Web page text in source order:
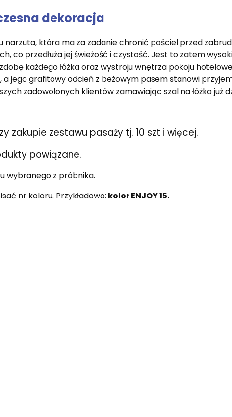
dekoracja
narzuta, która ma za zadanie chronić pościel przed
co przedłuża jej świeżość i czystość. Jest to zatem
każdego łóżka oraz wystroju wnętrza pokoju
jego grafitowy odcień z beżowym pasem stanowi
zadowolonych klientów zamawiając szal na łóżko już
zakupie zestawu pasaży tj. 10 szt i więcej.
powiązane.
wybranego z próbnika.
nr koloru. Przykładowo: kolor ENJOY 15.